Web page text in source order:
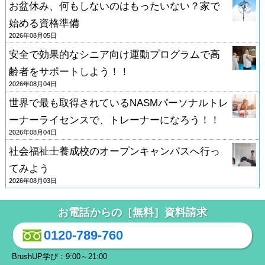
お盆休み、何もしないのはもったいない？家で
始める資格準備
2026年08月05日
安全で効果的なシニア向け運動プログラムで高
齢者をサポートしよう！！
2026年08月04日
世界で最も取得されているNASMパーソナルトレ
ーナーライセンスで、トレーナーになろう！！
2026年08月04日
社会福祉士養成校のオープンキャンパスへ行っ
てみよう
2026年08月03日
お電話からの［無料］資料請求
0120-789-760
BrushUP学び：9:00～21:00